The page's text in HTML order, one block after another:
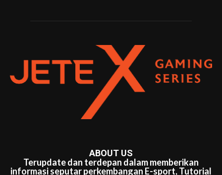
ABOUT US
Terupdate dan terdepan dalam memberikan
informasi seputar perkembangan E-sport, Tutorial